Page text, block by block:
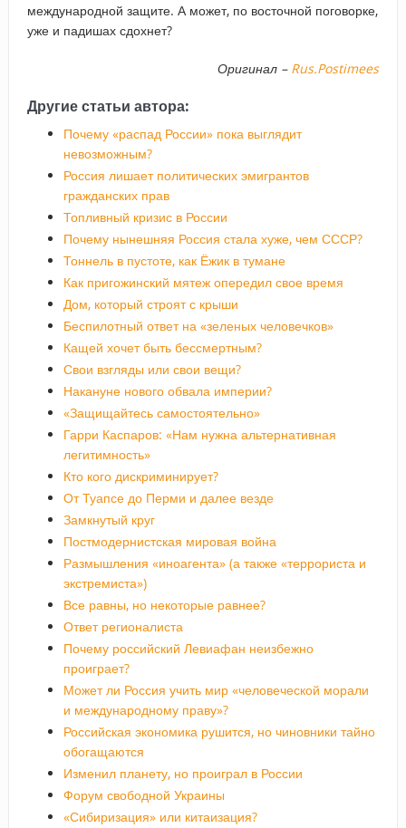
международной защите. А может, по восточной поговорке,
уже и падишах сдохнет?
Оригинал – Rus.Postimees
Другие статьи автора:
Почему «распад России» пока выглядит
невозможным?
Россия лишает политических эмигрантов
гражданских прав
Топливный кризис в России
Почему нынешняя Россия стала хуже, чем СССР?
Тоннель в пустоте, как Ёжик в тумане
Как пригожинский мятеж опередил свое время
Дом, который строят с крыши
Беспилотный ответ на «зеленых человечков»
Кащей хочет быть бессмертным?
Свои взгляды или свои вещи?
Накануне нового обвала империи?
«Защищайтесь самостоятельно»
Гарри Каспаров: «Нам нужна альтернативная
легитимность»
Кто кого дискриминирует?
От Туапсе до Перми и далее везде
Замкнутый круг
Постмодернистская мировая война
Размышления «иноагента» (а также «террориста и
экстремиста»)
Все равны, но некоторые равнее?
Ответ регионалиста
Почему российский Левиафан неизбежно
проиграет?
Может ли Россия учить мир «человеческой морали
и международному праву»?
Российская экономика рушится, но чиновники тайно
обогащаются
Изменил планету, но проиграл в России
Форум свободной Украины
«Сибиризация» или китаизация?